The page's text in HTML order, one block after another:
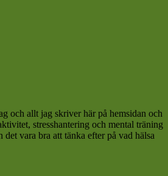
och allt jag skriver här på hemsidan och
stresshantering och mental träning
vara bra att tänka efter på vad hälsa